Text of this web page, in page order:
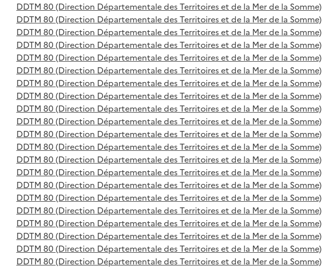
DDTM 80 (Direction Départementale des Territoires et de la Mer de la Somme)
DDTM 80 (Direction Départementale des Territoires et de la Mer de la Somme)
DDTM 80 (Direction Départementale des Territoires et de la Mer de la Somme)
DDTM 80 (Direction Départementale des Territoires et de la Mer de la Somme)
DDTM 80 (Direction Départementale des Territoires et de la Mer de la Somme)
DDTM 80 (Direction Départementale des Territoires et de la Mer de la Somme)
DDTM 80 (Direction Départementale des Territoires et de la Mer de la Somme)
DDTM 80 (Direction Départementale des Territoires et de la Mer de la Somme)
DDTM 80 (Direction Départementale des Territoires et de la Mer de la Somme)
DDTM 80 (Direction Départementale des Territoires et de la Mer de la Somme)
DDTM 80 (Direction Départementale des Territoires et de la Mer de la Somme)
DDTM 80 (Direction Départementale des Territoires et de la Mer de la Somme)
DDTM 80 (Direction Départementale des Territoires et de la Mer de la Somme)
DDTM 80 (Direction Départementale des Territoires et de la Mer de la Somme)
DDTM 80 (Direction Départementale des Territoires et de la Mer de la Somme)
DDTM 80 (Direction Départementale des Territoires et de la Mer de la Somme)
DDTM 80 (Direction Départementale des Territoires et de la Mer de la Somme)
DDTM 80 (Direction Départementale des Territoires et de la Mer de la Somme)
DDTM 80 (Direction Départementale des Territoires et de la Mer de la Somme)
DDTM 80 (Direction Départementale des Territoires et de la Mer de la Somme)
DDTM 80 (Direction Départementale des Territoires et de la Mer de la Somme)